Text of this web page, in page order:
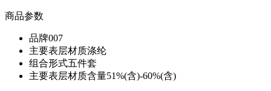
商品参数
品牌007
主要表层材质涤纶
组合形式五件套
主要表层材质含量51%(含)-60%(含)